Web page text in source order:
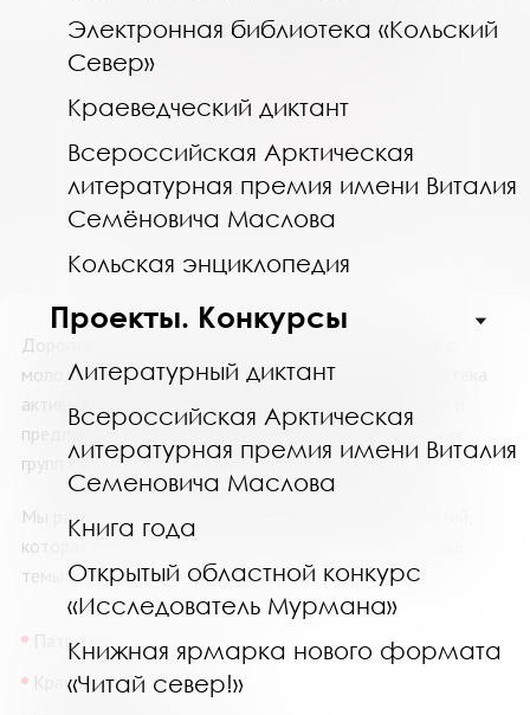
Электронная библиотека «Кольский
Север»
Краеведческий диктант
Всероссийская Арктическая
литературная премия имени Виталия
Семёновича Маслова
Кольская энциклопедия
Проекты. Конкурсы
Литературный диктант
Всероссийская Арктическая
литературная премия имени Виталия
Семеновича Маслова
Книга года
Открытый областной конкурс
«Исследователь Мурмана»
Книжная ярмарка нового формата
«Читай север!»
Дорогие друзья, педагоги и специалисты по работе с
молодежью! Мурманская областная научная библиотека
активно участвует в программе «Пушкинская карта» и
предлагает специальные условия для организованных
групп студентов и школьников от 14 до 22 лет.
Мы разработали насыщенную программу мероприятий,
которая поможет погрузиться в важные и интересные
темы:
Патриотическое воспитание
Краеведение
Июль 2026
Пн
29 30 1 2 3 4
23